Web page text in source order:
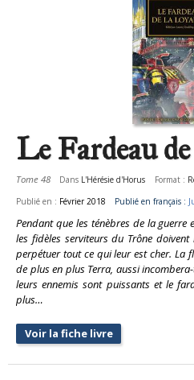
Le Fardeau
Tome 48 Dans L'Hérésie d'Horus Format :
Publié en : Février 2018 Publié en français :
Pendant que les ténèbres de la guerre
les fidèles serviteurs du Trône
perpétuer tout ce qui leur est cher. La
de plus en plus Terra, aussi
leurs ennemis sont puissants et le
plus…
Voir la fiche livre